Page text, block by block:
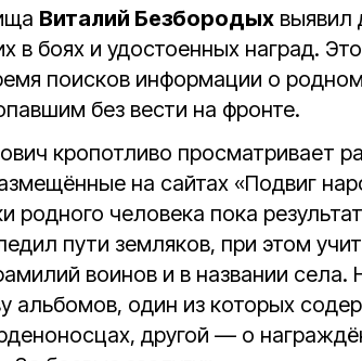
Виталий Безбородых выявил
в боях и удостоенных наград.
поисков информации о
без вести на фронте.
кропотливо просматривает
на сайтах «Подвиг
родного человека пока
пути земляков, при этом
воинов и в названии
альбомов, один из которых
другой — о